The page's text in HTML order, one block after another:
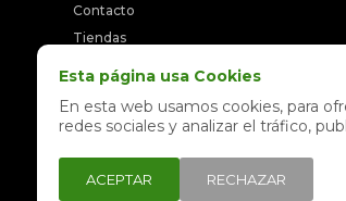
Esta página usa Cookies
En esta web usamos cookies, para
redes sociales y analizar el tráfico,
ACEPTAR RECHAZAR
Contacto
Tiendas